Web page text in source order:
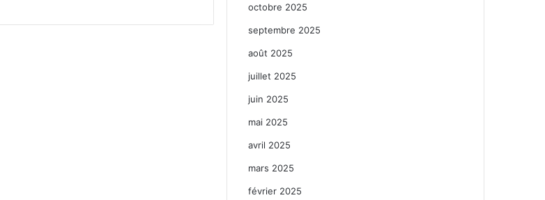
octobre 2025
septembre 2025
août 2025
juillet 2025
juin 2025
mai 2025
avril 2025
mars 2025
février 2025